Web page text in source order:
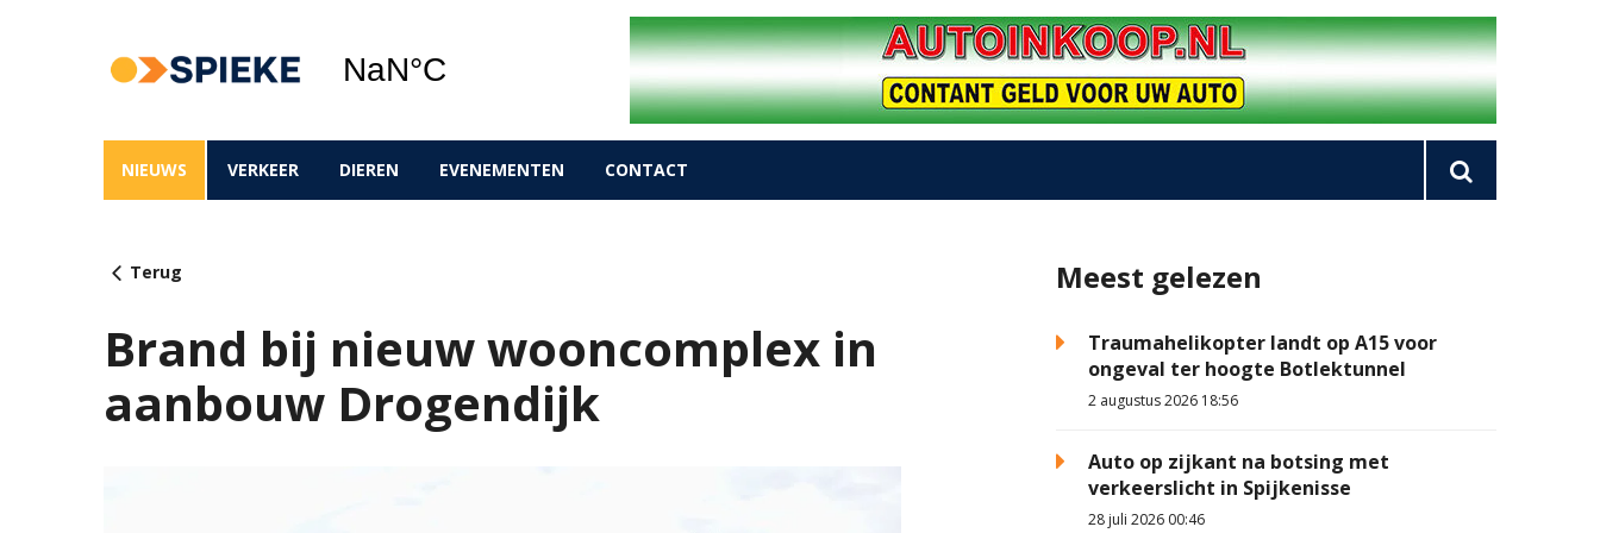
NIEUWS VERKEER DIEREN EVENEMENTEN CONTACT
Terug
Brand bij nieuw wooncomplex in
aanbouw Drogendijk
Meest gelezen
Traumahelikopter landt op A15 voor
ongeval ter hoogte Botlektunnel
2 augustus 2026 18:56
Auto op zijkant na botsing met
verkeerslicht in Spijkenisse
28 juli 2026 00:46